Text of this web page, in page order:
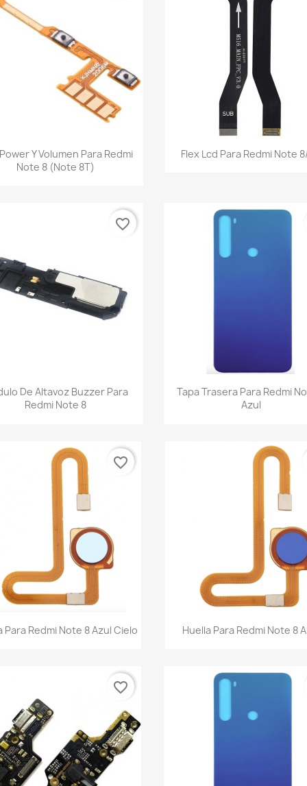
Vista rápida
Y Volumen Para Redmi
Note 8 (Note 8T)
Vista rápida
Flex Lcd Para Redmi Note
Vista rápida
De Altavoz Buzzer Para
Redmi Note 8
favorite_border
Vista rápida
Tapa Trasera Para Redmi
Azul
Vista rápida
Para Redmi Note 8 Azul Cielo
favorite_border
Vista rápida
Huella Para Redmi Note 8
favorite_border